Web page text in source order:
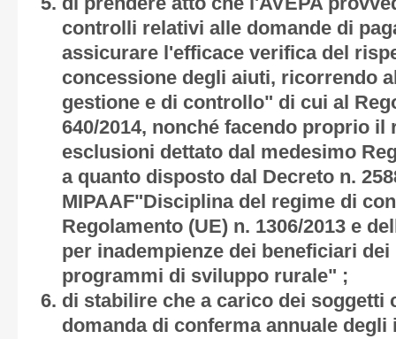
controlli relativi alle domande di
assicurare l'efficace verifica del
concessione degli aiuti, ricorrendo
gestione e di controllo" di cui al
640/2014, nonché facendo proprio
esclusioni dettato dal medesimo
a quanto disposto dal Decreto n.
MIPAAF"Disciplina del regime di
Regolamento (UE) n. 1306/2013 e
per inadempienze dei beneficiari
programmi di sviluppo rurale" ;
di stabilire che a carico dei soggetti
domanda di conferma annuale